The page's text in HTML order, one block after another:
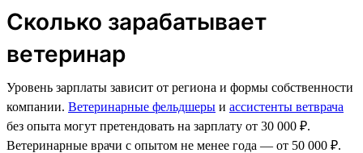
Сколько зарабатывает
ветеринар
Уровень зарплаты зависит от региона и формы собственности
компании. Ветеринарные фельдшеры и ассистенты ветврача
без опыта могут претендовать на зарплату от 30 000 ₽.
Ветеринарные врачи с опытом не менее года — от 50 000 ₽.